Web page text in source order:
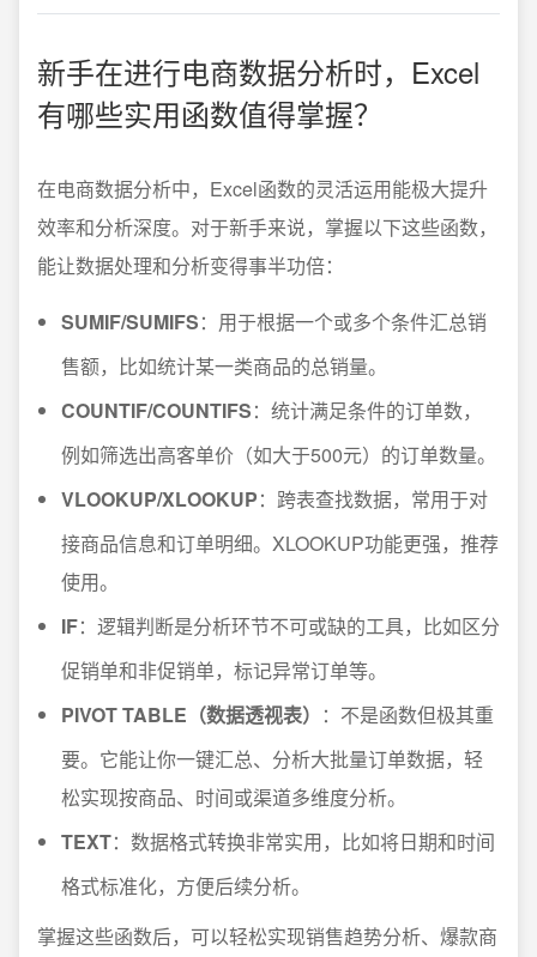
新手在进行电商数据分析时，Excel
有哪些实用函数值得掌握？
在电商数据分析中，Excel函数的灵活运用能极大提升
效率和分析深度。对于新手来说，掌握以下这些函数，
能让数据处理和分析变得事半功倍：
SUMIF/SUMIFS：用于根据一个或多个条件汇总销
售额，比如统计某一类商品的总销量。
COUNTIF/COUNTIFS：统计满足条件的订单数，
例如筛选出高客单价（如大于500元）的订单数量。
VLOOKUP/XLOOKUP：跨表查找数据，常用于对
接商品信息和订单明细。XLOOKUP功能更强，推荐
使用。
IF：逻辑判断是分析环节不可或缺的工具，比如区分
促销单和非促销单，标记异常订单等。
PIVOT TABLE（数据透视表） ：不是函数但极其重
要。它能让你一键汇总、分析大批量订单数据，轻
松实现按商品、时间或渠道多维度分析。
TEXT：数据格式转换非常实用，比如将日期和时间
格式标准化，方便后续分析。
掌握这些函数后，可以轻松实现销售趋势分析、爆款商